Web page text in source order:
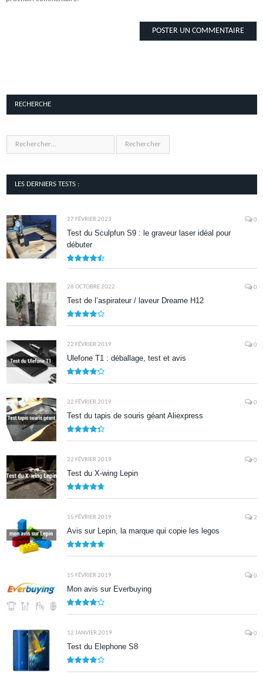
RECHERCHE
LES DERNIERS TESTS :
27 FÉVRIER 2023 0
Test du Sculpfun S9 : le graveur laser idéal pour
débuter
28 OCTOBRE 2022 0
Test de l’aspirateur / laveur Dreame H12
22 FÉVRIER 2019 0
Ulefone T1 : déballage, test et avis
22 FÉVRIER 2019 0
Test du tapis de souris géant Aliexpress
22 FÉVRIER 2019 0
Test du X-wing Lepin
15 FÉVRIER 2019 2
Avis sur Lepin, la marque qui copie les legos
15 FÉVRIER 2019 0
Mon avis sur Everbuying
12 JANVIER 2019 0
Test du Elephone S8